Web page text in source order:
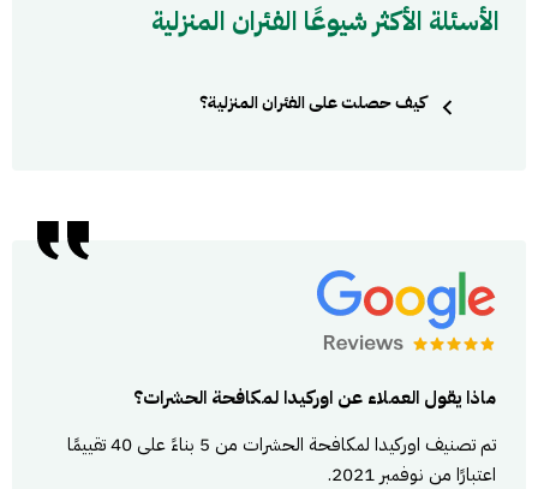
الأسئلة الأكثر شيوعًا الفئران المنزلية
كيف حصلت على الفئران المنزلية؟
الطقس العاصف أو الحيوانات المفترسة مثل الثعابين والذئاب
وتحديد مصادر الغذاء. توفر السندرات والأقبية المزدحمة
أماكن اختباء ممتازة للآفات لبناء أعشاشها والتكاثر ، بينما توفر
الأطباق المتسخة وسلع المؤن غير المغلقة مصادر الغذاء. من
المحتمل أيضًا أن تكون الفراغات والفراغات الموجودة أسفل
الخزانات أماكن تعيش فيها الفئران.
ماذا يقول العملاء عن اوركيدا لمكافحة الحشرات؟
تم تصنيف اوركيدا لمكافحة الحشرات من 5 بناءً على 40 تقييمًا
اعتبارًا من نوفمبر 2021.